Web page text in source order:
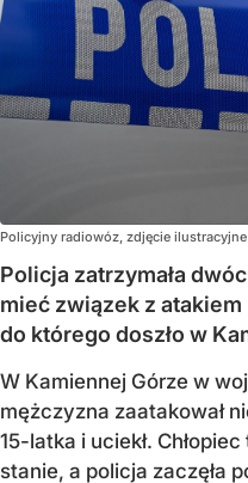
Policyjny radiowóz, zdjęcie ilustracyjne
Policja zatrzymała
mieć związek z atakiem
do którego doszło w
W Kamiennej Górze w
mężczyzna zaatakował
15-latka i uciekł.
stanie, a policja zaczęła